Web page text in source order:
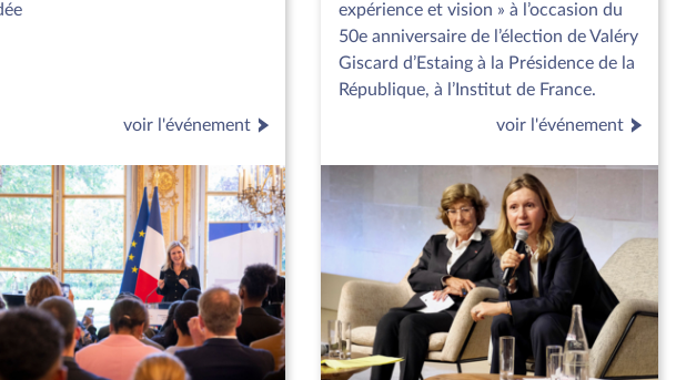
voir l'événement
expérience et vision » à l’occasion du
50e anniversaire de l’élection de Valéry
Giscard d’Estaing à la Présidence de la
République, à l’Institut de France.
voir l'événement